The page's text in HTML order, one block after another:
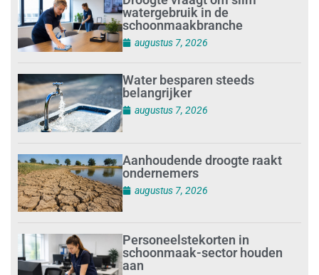
watergebruik in de
schoonmaakbranche
augustus 7, 2026
Water besparen steeds
belangrijker
augustus 7, 2026
Aanhoudende droogte raakt
ondernemers
augustus 7, 2026
Personeelstekorten in
schoonmaak-sector houden
aan